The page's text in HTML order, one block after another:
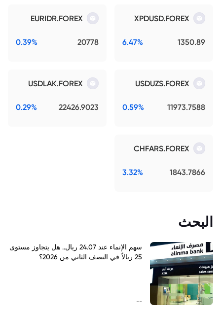
XPDUSD.FOREX
1350.89
6.47%
EURIDR.FOREX
20778
0.39%
USDUZS.FOREX
11973.7588
0.59%
USDLAK.FOREX
22426.9023
0.29%
CHFARS.FOREX
1843.7866
3.32%
البحث
سهم الإنماء عند 24.07 ريال.. هل يتجاوز مستوى
25 ريالاً في النصف الثاني من 2026؟
--